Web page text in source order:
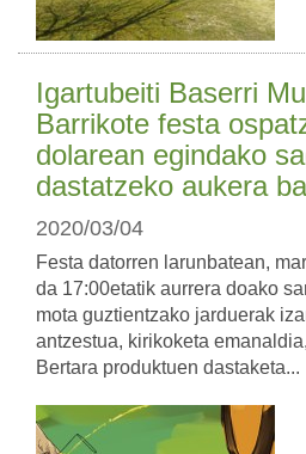
Igartubeiti Baserri
Barrikote festa
dolarean egindako
dastatzeko aukera
2020/03/04
Festa datorren larunbatean,
da 17:00etatik aurrera doako
mota guztientzako jarduerak
antzestua, kirikoketa
Bertara produktuen dastaketa...